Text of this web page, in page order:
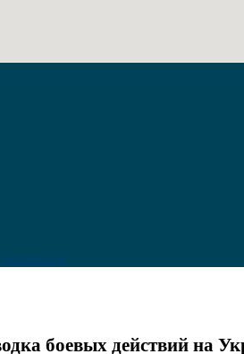
боевых действий на